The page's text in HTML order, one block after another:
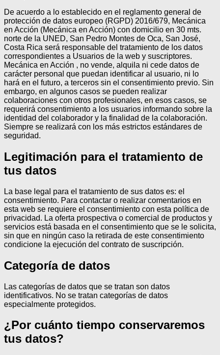
De acuerdo a lo establecido en el reglamento general de
protección de datos europeo (RGPD) 2016/679, Mecánica
en Acción (Mecánica en Acción) con domicilio en 30 mts.
norte de la UNED, San Pedro Montes de Oca, San José,
Costa Rica será responsable del tratamiento de los datos
correspondientes a Usuarios de la web y suscriptores.
Mecánica en Acción , no vende, alquila ni cede datos de
carácter personal que puedan identificar al usuario, ni lo
hará en el futuro, a terceros sin el consentimiento previo. Sin
embargo, en algunos casos se pueden realizar
colaboraciones con otros profesionales, en esos casos, se
requerirá consentimiento a los usuarios informando sobre la
identidad del colaborador y la finalidad de la colaboración.
Siempre se realizará con los más estrictos estándares de
seguridad.
Legitimación para el tratamiento de
tus datos
La base legal para el tratamiento de sus datos es: el
consentimiento. Para contactar o realizar comentarios en
esta web se requiere el consentimiento con esta política de
privacidad. La oferta prospectiva o comercial de productos y
servicios está basada en el consentimiento que se le solicita,
sin que en ningún caso la retirada de este consentimiento
condicione la ejecución del contrato de suscripción.
Categoría de datos
Las categorías de datos que se tratan son datos
identificativos. No se tratan categorías de datos
especialmente protegidos.
¿Por cuánto tiempo conservaremos
tus datos?